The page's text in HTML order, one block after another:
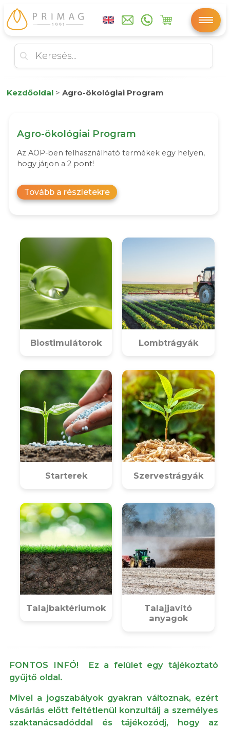
Kezdőoldal > Agro-ökológiai Program
Agro-ökológiai Program
Az AÖP-ben felhasználható termékek egy helyen,
hogy járjon a 2 pont!
Tovább a részletekre
Biostimulátorok Lombtrágyák
Starterek Szervestrágyák
Talajbaktériumok
Talajjavító
anyagok
FONTOS INFÓ! Ez a felület egy tájékoztató
gyűjtő oldal.
Mivel a jogszabályok gyakran változnak, ezért
vásárlás előtt feltétlenül konzultálj a személyes
szaktanácsadóddal és tájékozódj, hogy az